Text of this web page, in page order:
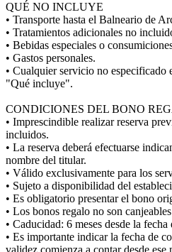
QUÉ NO INCLUYE
• Transporte hasta el Balneario de
• Tratamientos adicionales no
• Bebidas especiales o
• Gastos personales.
• Cualquier servicio no especificado
"Qué incluye".
CONDICIONES DEL BONO
• Imprescindible realizar reserva
incluidos.
• La reserva deberá efectuarse
nombre del titular.
• Válido exclusivamente para los
• Sujeto a disponibilidad del
• Es obligatorio presentar el bono
• Los bonos regalo no son
• Caducidad: 6 meses desde la fecha
• Es importante indicar la fecha de